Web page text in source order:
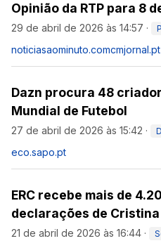
Opinião da RTP para 8
29 de abril de 2026 às 14:57 ·
noticiasaominuto.comcmjornal.pt
Dazn procura 48
Mundial de Futebol
27 de abril de 2026 às 15:42 ·
eco.sapo.pt
ERC recebe mais de
declarações de
21 de abril de 2026 às 16:44 ·